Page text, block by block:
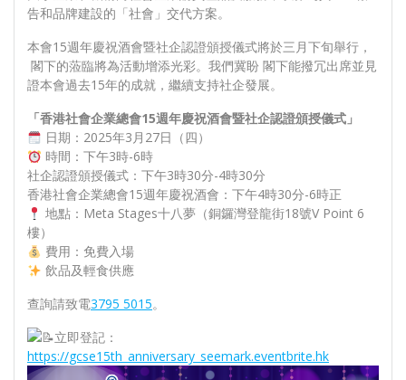
告和品牌建設的「社會」交代方案。
本會15週年慶祝酒會暨社企認證頒授儀式將於三月下旬舉行，
閣下的蒞臨將為活動增添光彩。我們冀盼 閣下能撥冗出席並見
證本會過去15年的成就，繼續支持社企發展。
「香港社會企業總會15週年慶祝酒會暨社企認證頒授儀式」
日期：2025年3月27日（四）
時間：下午3時-6時
社企認證頒授儀式：下午3時30分-4時30分
香港社會企業總會15週年慶祝酒會：下午4時30分-6時正
地點：Meta Stages十八夢（銅鑼灣登龍街18號V Point 6
樓）
費用：免費入場
飲品及輕食供應
查詢請致電3795 5015。
立即登記：
https://gcse15th_anniversary_seemark.eventbrite.hk